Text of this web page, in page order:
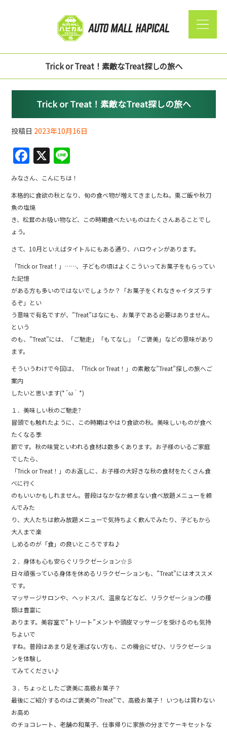
Trick or Treat！素敵なTreat探しの旅へ
Trick or Treat！素敵なTreat探しの旅へ
投稿日 2023年10月16日
F
a
c
e
b
o
k
X
n
e
みなさん、こんにちは！
本格的に食欲の秋となり、旬の食べ物が増えてきましたね。栗ご飯や秋刀
魚の塩焼
き、松茸のお吸い物など、この時期食べたいものはたくさんあることでし
ょう。
さて、10月といえばタイトルにもある通り、ハロウィンがあります。
「Trick or Treat！」……、子どもの頃はよくこういってお菓子をもらってい
た記憶
がある方も多いのではないでしょうか？「お菓子をくれなきゃイタズラす
るぞ」とい
う意味で有名ですが、”Treat”はなにも、お菓子である必要はありません。
という
のも、”Treat”には、「ご馳走」「もてなし」「ご褒美」などの意味があり
ます。
そういうわけで今回は、「Trick or Treat！」の素敵な”Treat”探しの旅へご
案内
したいと思います(*´ω｀*)
１．美味しい秋のご馳走?
冒頭でも触れたように、この時期はやはり食欲の秋。美味しいものが食べ
たくなる季
節です。秋の味覚といわれる食材は数多くあります。お子様のいるご家庭
でしたら、
「Trick or Treat！」のお返しに、お子様の大好きな秋の食材をたくさん食
べに行く
のもいいかもしれません。普段はなかなか頼まない食べ放題メニューを頼
んでみた
り、大人たちは飲み放題メニューで気持ちよく飲んでみたり、子どもから
大人まで楽
しめるのが「食」の良いところですね♪
２．身体も心も安らぐリラクゼーション☆彡
日々頑張っている身体を休めるリラクゼーションも、”Treat”にはオススメ
です。
マッサージサロンや、ヘッドスパ、温泉などなど、リラクゼーションの種
類は豊富に
あります。美容室で”トリート”メントや頭皮マッサージを受けるのも気持
ちよいで
すね。普段はあまり足を運ばない方も、この機会にぜひ、リラクゼーショ
ンを体験し
てみてください♪
３．ちょっとしたご褒美に高級お菓子？
最後にご紹介するのはご褒美の”Treat”で、高級お菓子！ いつもは買わない
お高め
のチョコレート、老舗の和菓子、仕事帰りに家族の分までケーキセットな